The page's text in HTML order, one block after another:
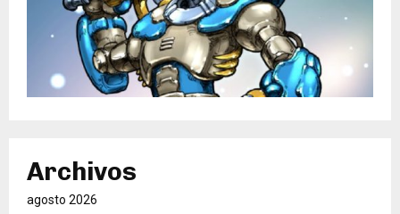
Archivos
agosto 2026